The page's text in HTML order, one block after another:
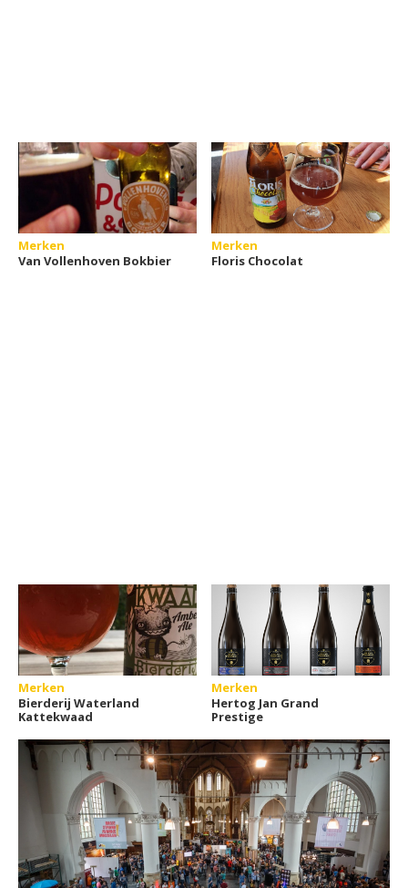
Merken
Van Vollenhoven Bokbier
Merken
Floris Chocolat
Merken
Bierderij Waterland
Kattekwaad
Merken
Hertog Jan Grand
Prestige